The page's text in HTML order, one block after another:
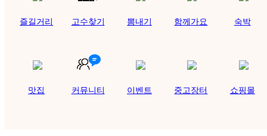
즐길거리 고수찾기 뽐내기 함께가요 숙박
맛집 커뮤니티 이벤트 중고장터 쇼핑몰